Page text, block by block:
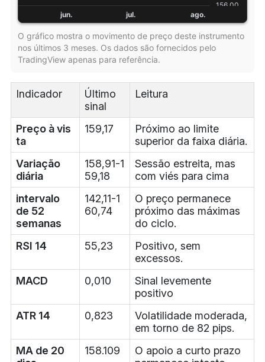
O gráfico mostra o movimento de preço deste instrumento
nos últimos 3 meses. Os dados são fornecidos pelo
TradingView apenas para referência.
Indicador
Último
sinal
Leitura
Preço à vis
ta
159,17
Próximo ao limite
superior da faixa diária.
Variação
diária
158,91-1
59,18
Sessão estreita, mas
com viés para cima
intervalo
de 52
semanas
142,11-1
60,74
O preço permanece
próximo das máximas
do ciclo.
RSI 14
55,23
Positivo, sem
excessos.
MACD
0,010
Sinal levemente
positivo
ATR 14
0,823
Volatilidade moderada,
em torno de 82 pips.
MA de 20
158.109
O apoio a curto prazo